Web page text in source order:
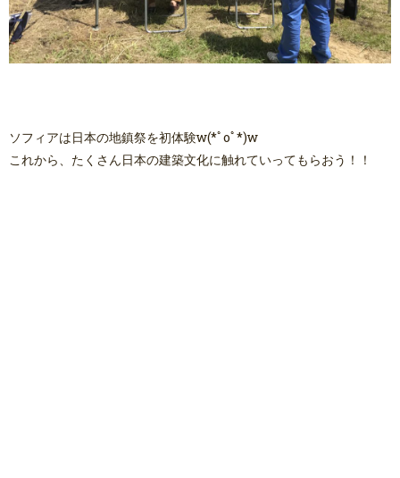
ソフィアは日本の地鎮祭を初体験w(*ﾟoﾟ*)w
これから、たくさん日本の建築文化に触れていってもらおう！！